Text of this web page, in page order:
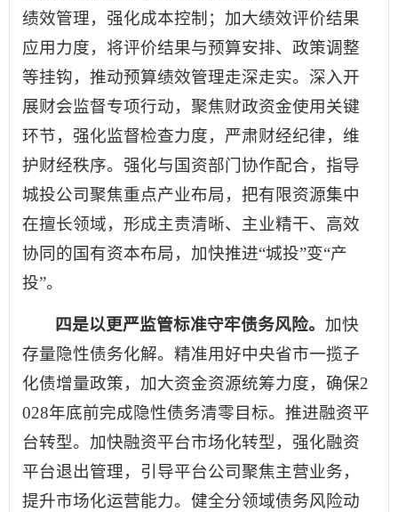
绩效管理，强化成本控制；加大绩效评价结果
应用力度，将评价结果与预算安排、政策调整
等挂钩，推动预算绩效管理走深走实。深入开
展财会监督专项行动，聚焦财政资金使用关键
环节，强化监督检查力度，严肃财经纪律，维
护财经秩序。强化与国资部门协作配合，指导
城投公司聚焦重点产业布局，把有限资源集中
在擅长领域，形成主责清晰、主业精干、高效
协同的国有资本布局，加快推进“城投”变“产
投”。
四是以更严监管标准守牢债务风险。 加快
存量隐性债务化解。精准用好中央省市一揽子
化债增量政策，加大资金资源统筹力度，确保2
028年底前完成隐性债务清零目标。推进融资平
台转型。加快融资平台市场化转型，强化融资
平台退出管理，引导平台公司聚焦主营业务，
提升市场化运营能力。健全分领域债务风险动